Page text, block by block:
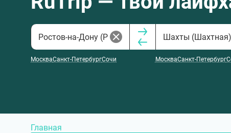
МоскваСанкт-ПетербургСочи МоскваСанкт-Петербург
Главная